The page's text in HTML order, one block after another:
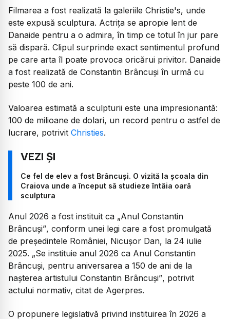
Filmarea a fost realizată la galeriile Christie's, unde
este expusă sculptura. Actrița se apropie lent de
Danaide pentru a o admira, în timp ce totul în jur pare
să dispară. Clipul surprinde exact sentimentul profund
pe care arta îl poate provoca oricărui privitor. Danaide
a fost realizată de Constantin Brâncuși în urmă cu
peste 100 de ani.
Valoarea estimată a sculpturii este una impresionantă:
100 de milioane de dolari, un record pentru o astfel de
lucrare, potrivit Christies.
Ce fel de elev a fost Brâncuși. O vizită la școala din
Craiova unde a început să studieze întâia oară
sculptura
Anul 2026 a fost instituit ca „Anul Constantin
Brâncuși”, conform unei legi care a fost promulgată
de președintele României, Nicușor Dan, la 24 iulie
2025. „Se instituie anul 2026 ca Anul Constantin
Brâncuși, pentru aniversarea a 150 de ani de la
nașterea artistului Constantin Brâncuși”, potrivit
actului normativ, citat de Agerpres.
O propunere legislativă privind instituirea în 2026 a